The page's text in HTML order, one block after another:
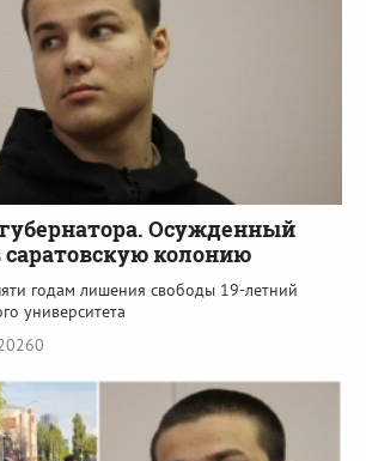
Осужденный
саратовскую колонию
годам лишения свободы 19-летний
университета